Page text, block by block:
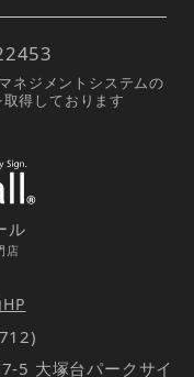
ネジメントシステムの
得しております
ル
店
5 大塚台パークサイ